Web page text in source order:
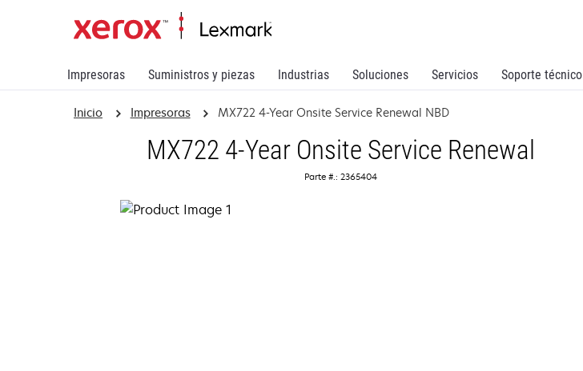
Impresoras Suministros y piezas Industrias Soluciones Servicios Soporte técnico
Inicio Impresoras MX722 4-Year Onsite Service Renewal NBD
MX722 4-Year Onsite Service Renewal
Parte #.: 2365404